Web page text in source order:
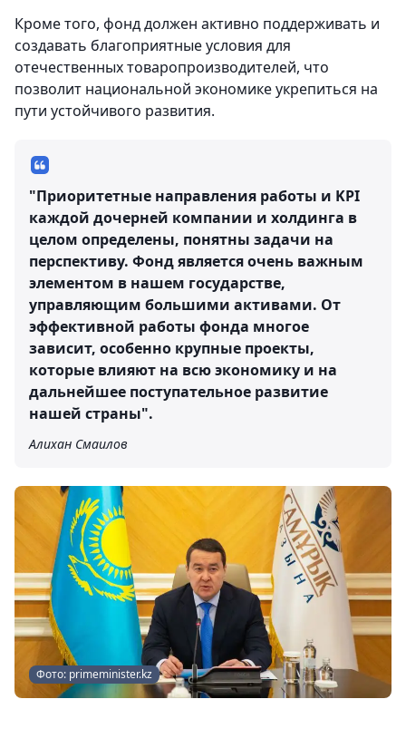
Кроме того, фонд должен активно поддерживать и
создавать благоприятные условия для
отечественных товаропроизводителей, что
позволит национальной экономике укрепиться на
пути устойчивого развития.
"Приоритетные направления работы и KPI
каждой дочерней компании и холдинга в
целом определены, понятны задачи на
перспективу. Фонд является очень важным
элементом в нашем государстве,
управляющим большими активами. От
эффективной работы фонда многое
зависит, особенно крупные проекты,
которые влияют на всю экономику и на
дальнейшее поступательное развитие
нашей страны".
Алихан Смаилов
Фото: primeminister.kz